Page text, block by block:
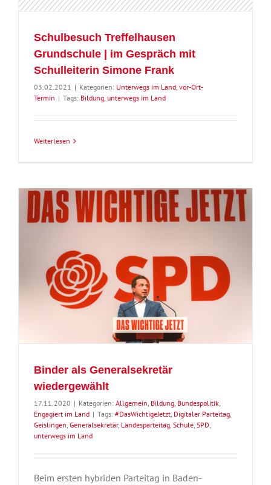
Schulbesuch Treffelhausen
Grundschule | im Gespräch mit
Schulleiterin Simone Frank
03.02.2021 | Kategorien: Unterwegs im Land, vor-Ort-
Termin | Tags: Bildung, unterwegs im Land
Weiterlesen
Binder als Generalsekretär
wiedergewählt
17.11.2020 | Kategorien: Allgemein Bildung Bundespolitik
Engagiert im Land | Tags: #DasWichtigeJetzt Digitaler Parteitag
Geislingen Generalsekretär, Landesparteitag Schule SPD
unterwegs im Land
Beim ersten hybriden Parteitag in Baden-